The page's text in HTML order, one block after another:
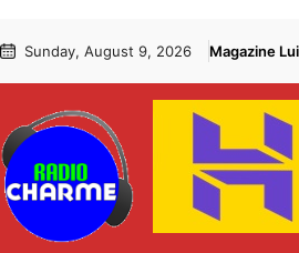
para
conteúdo
to Sunday, August 9, 2026 Magazine